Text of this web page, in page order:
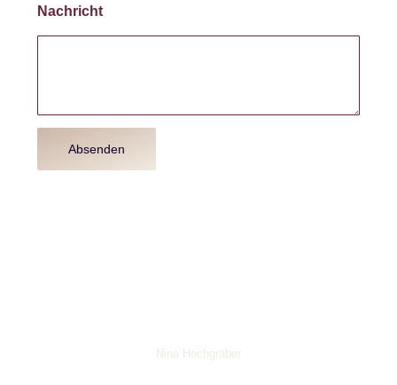
Nachricht
Absenden
Nina Hochgräber